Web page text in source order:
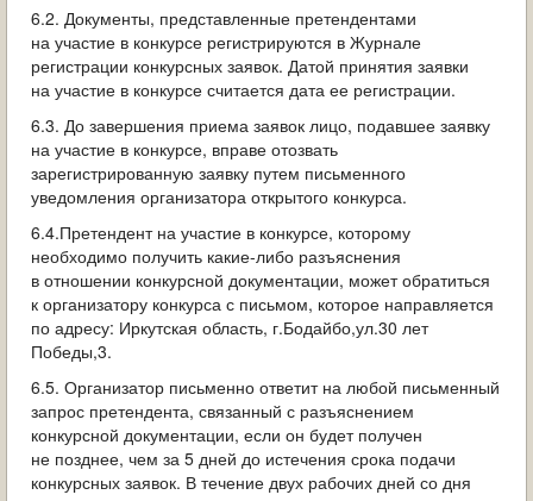
6.2. Документы, представленные претендентами
на участие в конкурсе регистрируются в Журнале
регистрации конкурсных заявок. Датой принятия заявки
на участие в конкурсе считается дата ее регистрации.
6.3. До завершения приема заявок лицо, подавшее заявку
на участие в конкурсе, вправе отозвать
зарегистрированную заявку путем письменного
уведомления организатора открытого конкурса.
6.4.Претендент на участие в конкурсе, которому
необходимо получить какие-либо разъяснения
в отношении конкурсной документации, может обратиться
к организатору конкурса с письмом, которое направляется
по адресу: Иркутская область, г.Бодайбо,ул.30 лет
Победы,3.
6.5. Организатор письменно ответит на любой письменный
запрос претендента, связанный с разъяснением
конкурсной документации, если он будет получен
не позднее, чем за 5 дней до истечения срока подачи
конкурсных заявок. В течение двух рабочих дней со дня